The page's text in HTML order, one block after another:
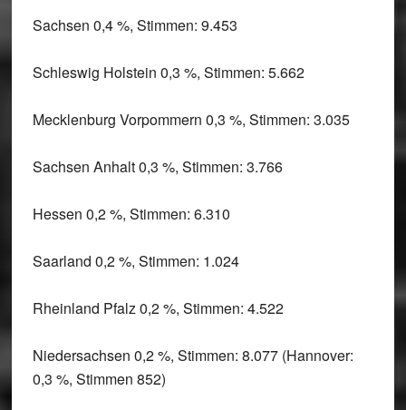
Sachsen 0,4 %, Stimmen: 9.453
Schleswig Holstein 0,3 %, Stimmen: 5.662
Mecklenburg Vorpommern 0,3 %, Stimmen: 3.035
Sachsen Anhalt 0,3 %, Stimmen: 3.766
Hessen 0,2 %, Stimmen: 6.310
Saarland 0,2 %, Stimmen: 1.024
Rheinland Pfalz 0,2 %, Stimmen: 4.522
Niedersachsen 0,2 %, Stimmen: 8.077 (Hannover:
0,3 %, Stimmen 852)